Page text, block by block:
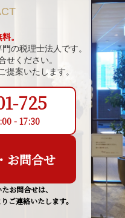
。
の税理士法人です。
せください。
提案いたします。
725
- 17:30
お問合せ
お問合せは、
ご連絡いたします。